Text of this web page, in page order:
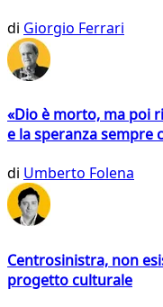
di Giorgio Ferrari
«Dio è morto, ma poi
e la speranza sempre
di Umberto Folena
Centrosinistra, non
progetto culturale